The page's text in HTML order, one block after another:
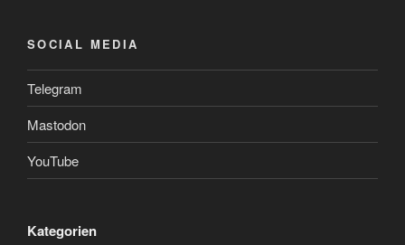
SOCIAL MEDIA
Telegram
Mastodon
YouTube
Kategorien